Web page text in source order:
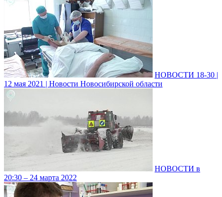
НОВОСТИ 18-30 |
12 мая 2021 | Новости Новосибирской области
НОВОСТИ в
20:30 – 24 марта 2022